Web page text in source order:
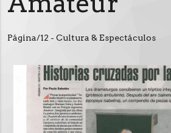
Página/12 - Cultura & Espectáculos